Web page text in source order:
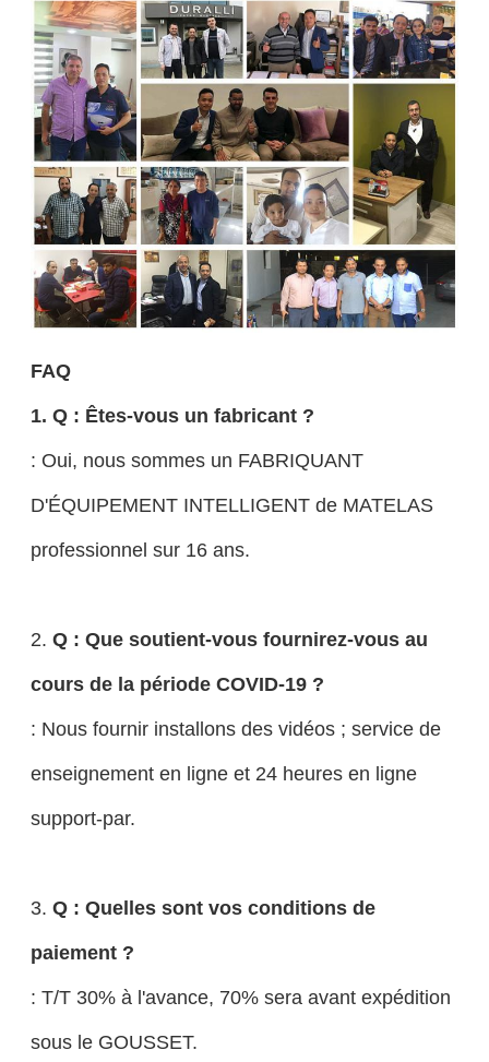
FAQ
1. Q : Êtes-vous un fabricant ?
: Oui, nous sommes un FABRIQUANT
D'ÉQUIPEMENT INTELLIGENT de MATELAS
professionnel sur 16 ans.
2. Q : Que soutient-vous fournirez-vous au
cours de la période COVID-19 ?
: Nous fournir installons des vidéos ; service de
enseignement en ligne et 24 heures en ligne
support-par.
3. Q : Quelles sont vos conditions de
paiement ?
: T/T 30% à l'avance, 70% sera avant expédition
sous le GOUSSET.